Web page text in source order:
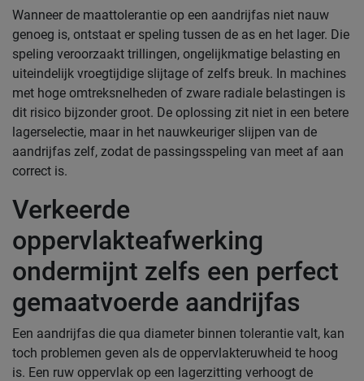
Wanneer de maattolerantie op een aandrijfas niet nauw
genoeg is, ontstaat er speling tussen de as en het lager. Die
speling veroorzaakt trillingen, ongelijkmatige belasting en
uiteindelijk vroegtijdige slijtage of zelfs breuk. In machines
met hoge omtreksnelheden of zware radiale belastingen is
dit risico bijzonder groot. De oplossing zit niet in een betere
lagerselectie, maar in het nauwkeuriger slijpen van de
aandrijfas zelf, zodat de passingsspeling van meet af aan
correct is.
Verkeerde
oppervlakteafwerking
ondermijnt zelfs een perfect
gemaatvoerde aandrijfas
Een aandrijfas die qua diameter binnen tolerantie valt, kan
toch problemen geven als de oppervlakteruwheid te hoog
is. Een ruw oppervlak op een lagerzitting verhoogt de